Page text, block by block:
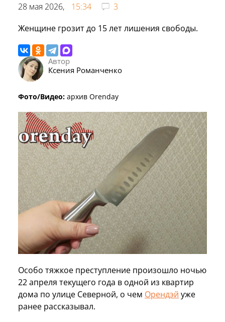
28 мая 2026, 15:34
3
Женщине грозит до 15 лет лишения свободы.
Автор
Ксения Романченко
Фото/Видео: архив Orenday
Особо тяжкое преступление произошло ночью
22 апреля текущего года в одной из квартир
дома по улице Северной, о чем Орендэй уже
ранее рассказывал.